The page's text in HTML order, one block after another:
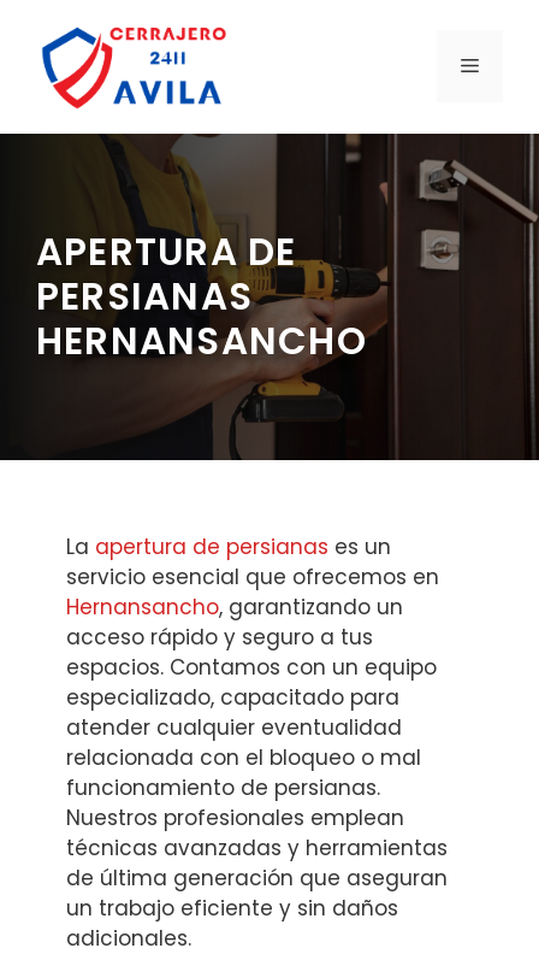
contenido
MENÚ
APERTURA DE
PERSIANAS
HERNANSANCHO
La apertura de persianas es un
servicio esencial que ofrecemos en
Hernansancho, garantizando un
acceso rápido y seguro a tus
espacios. Contamos con un equipo
especializado, capacitado para
atender cualquier eventualidad
relacionada con el bloqueo o mal
funcionamiento de persianas.
Nuestros profesionales emplean
técnicas avanzadas y herramientas
de última generación que aseguran
un trabajo eficiente y sin daños
adicionales.